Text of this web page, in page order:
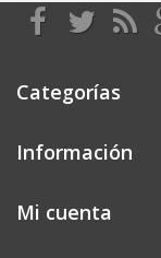
Categorías
Información
Mi cuenta